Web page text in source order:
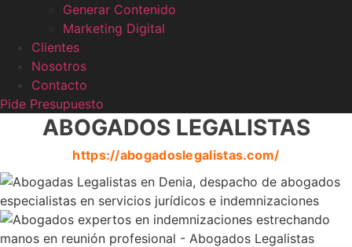
Generar Contenido
Marketing Digital
Clientes
Nosotros
Contacto
Pide Presupuesto
ABOGADOS LEGALISTAS
https://abogadoslegalistas.com/